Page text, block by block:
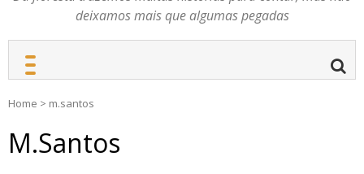
deixamos mais que algumas pegadas
Home > m.santos
M.santos